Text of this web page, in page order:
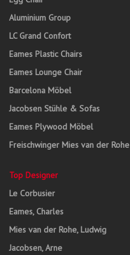
Aluminium Group
LC Grand Confort
Eames Plastic Chairs
Eames Lounge Chair
Barcelona Möbel
Jacobsen Stühle & Sofas
Eames Plywood Möbel
Freischwinger Mies van der Rohe
Top Designer
Le Corbusier
Eames, Charles
Mies van der Rohe, Ludwig
Jacobsen, Arne